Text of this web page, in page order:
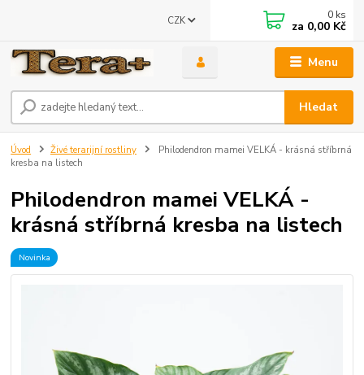
Menu
CZK
Hledat
0 ks
za 0,00 Kč
Úvod Živé terarijní rostliny
Philodendron mamei VELKÁ - krásná stříbrná
kresba na listech
Philodendron mamei VELKÁ -
krásná stříbrná kresba na listech
Novinka